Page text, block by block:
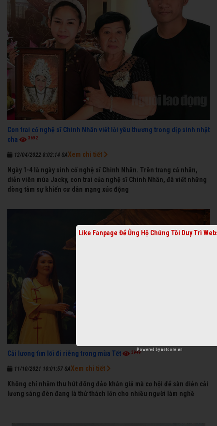
Con trai cố nghệ sĩ Chinh Nhân viết lời yêu thương trong dịp sinh nhật
cha
3692
12/04/2022 8:02:14 SA
Ngày 1-4 là ngày sinh cố nghệ sĩ Chinh Nhân. Trên trang cá nhân,
diễn viên múa Jacky, con trai của nghệ sĩ Chinh Nhân, đã viết những
dòng tâm sự khiến cư dân mạng xúc động
Xem chi tiết
Cải lương tìm lối đi riêng trong mùa Tết 3949
11/10/2021 10:01:57 SA
Không chỉ nhằm thu hút đông đảo khán giả mà cơ hội để sàn diễn cải
lương sáng đèn đang là thử thách lớn cho nhiều người làm nghề
Xem chi tiết
Like Fanpage Để Ủng Hộ Chúng Tôi Duy Trì
Powered bynetcore.vn